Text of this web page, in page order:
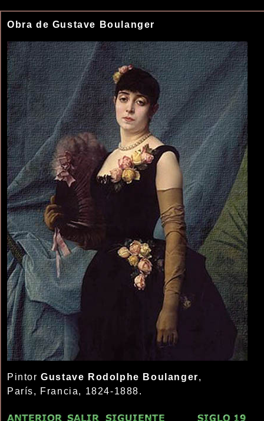
Obra de Gustave Boulanger
PintorGustave Rodolphe Boulanger,
París, Francia, 1824-1888.